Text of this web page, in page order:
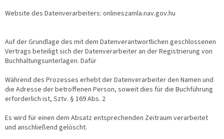
Website des Datenverarbeiters: onlineszamla.nav.gov.hu
Auf der Grundlage des mit dem Datenverantwortlichen geschlossenen
Vertrags beteiligt sich der Datenverarbeiter an der Registrierung von
Buchhaltungsunterlagen. Dafür
Während des Prozesses erhebt der Datenverarbeiter den Namen und
die Adresse der betroffenen Person, soweit dies für die Buchführung
erforderlich ist, Sztv. § 169 Abs. 2
Es wird für einen dem Absatz entsprechenden Zeitraum verarbeitet
und anschließend gelöscht.